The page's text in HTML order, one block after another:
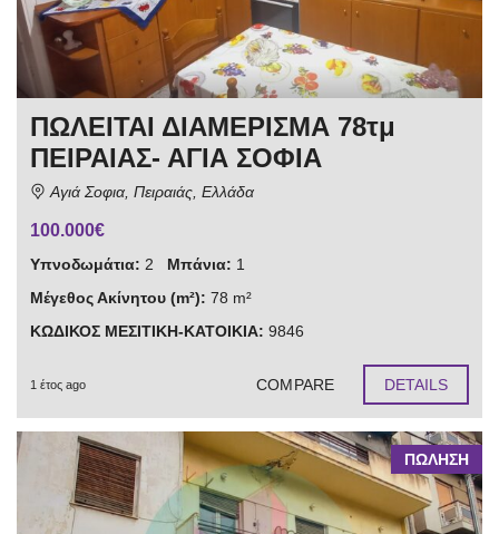
ΠΩΛΕΙΤΑΙ ΔΙΑΜΕΡΙΣΜΑ 78τμ
ΠΕΙΡΑΙΑΣ- ΑΓΙΑ ΣΟΦΙΑ
Αγιά Σοφια, Πειραιάς, Ελλάδα
100.000€
Υπνοδωμάτια: 2 Μπάνια: 1
Μέγεθος Ακίνητου (m²): 78 m²
ΚΩΔΙΚΟΣ ΜΕΣΙΤΙΚΗ-ΚΑΤΟΙΚΙΑ: 9846
1 έτος ago COMPARE DETAILS
ΠΩΛΗΣΗ